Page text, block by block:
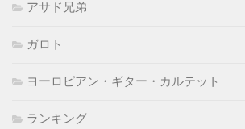
アサド兄弟
ガロト
ヨーロピアン・ギター・カルテット
ランキング